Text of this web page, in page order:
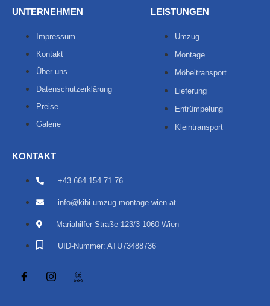
UNTERNEHMEN
Impressum
Kontakt
Über uns
Datenschutzerklärung
Preise
Galerie
LEISTUNGEN
Umzug
Montage
Möbeltransport
Lieferung
Entrümpelung
Kleintransport
KONTAKT
+43 664 154 71 76
info@kibi-umzug-montage-wien.at
Mariahilfer Straße 123/3 1060 Wien
UID-Nummer: ATU73488736